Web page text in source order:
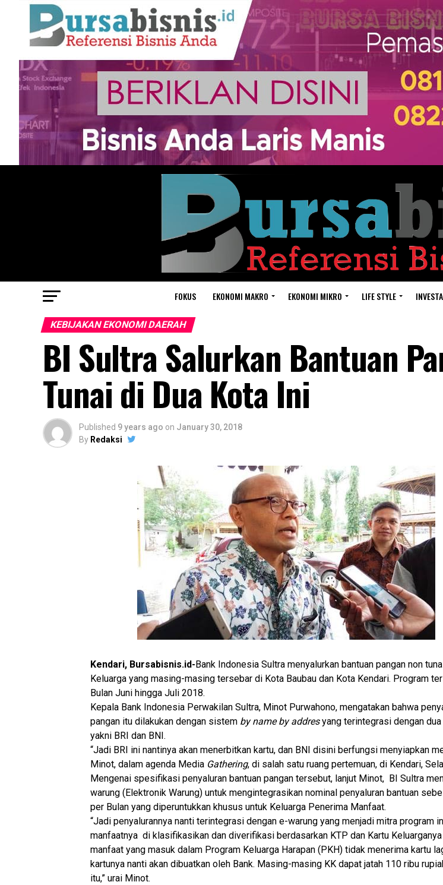
FOKUS EKONOMI MAKRO EKONOMI MIKRO LIFE STYLE
KEBIJAKAN EKONOMI DAERAH
BI Sultra Salurkan Bantuan
Tunai di Dua Kota Ini
Published 9 years ago on January 30, 2018
By Redaksi
Kendari, Bursabisnis.id- Bank Indonesia Sultra menyalurkan bantuan pangan non
Keluarga yang masing-masing tersebar di Kota Baubau dan Kota Kendari. Program
Bulan Juni hingga Juli 2018.
Kepala Bank Indonesia Perwakilan Sultra, Minot Purwahono, mengatakan bahwa
pangan itu dilakukan dengan sistem by name by addresyang terintegrasi dengan
yakni BRI dan BNI.
“Jadi BRI ini nantinya akan menerbitkan kartu, dan BNI disini berfungsi menyiapkan
Minot, dalam agenda Media Gathering, di salah satu ruang pertemuan, di Kendari,
Mengenai spesifikasi penyaluran bantuan pangan tersebut, lanjut Minot, BI Sultra
warung (Elektronik Warung) untuk mengintegrasikan nominal penyaluran bantuan
per Bulan yang diperuntukkan khusus untuk Keluarga Penerima Manfaat.
“Jadi penyalurannya nanti terintegrasi dengan e-warung yang menjadi mitra program
manfaatnya di klasifikasikan dan diverifikasi berdasarkan KTP dan Kartu
manfaat yang masuk dalam Program Keluarga Harapan (PKH) tidak menerima kartu
kartunya nanti akan dibuatkan oleh Bank. Masing-masing KK dapat jatah 110 ribu
itu,” urai Minot.